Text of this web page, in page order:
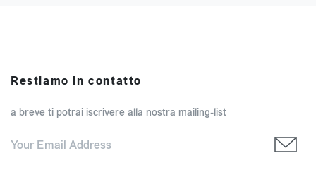
Restiamo in contatto
a breve ti potrai iscrivere alla nostra mailing-list